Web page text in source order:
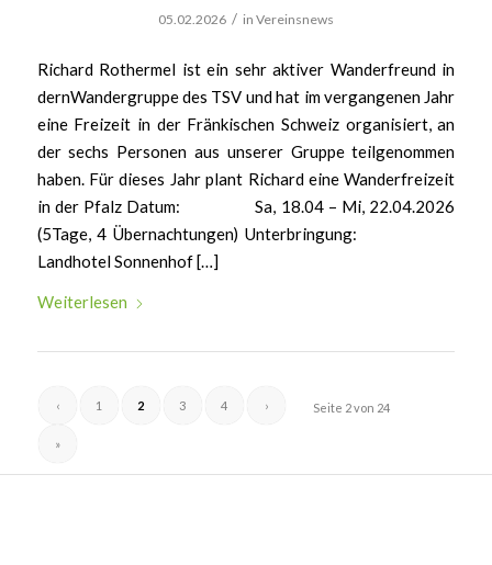
05.02.2026 / in Vereinsnews
Richard Rothermel ist ein sehr aktiver Wanderfreund in
dernWandergruppe des TSV und hat im vergangenen Jahr
eine Freizeit in der Fränkischen Schweiz organisiert, an
der sechs Personen aus unserer Gruppe teilgenommen
haben. Für dieses Jahr plant Richard eine Wanderfreizeit
in der Pfalz Datum: Sa, 18.04 – Mi, 22.04.2026
(5Tage, 4 Übernachtungen) Unterbringung:
Landhotel Sonnenhof […]
Weiterlesen
Seite 2 von 24
‹ 1 2 3 4 ›
»